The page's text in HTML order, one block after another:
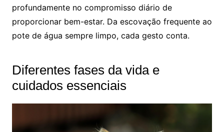
profundamente no compromisso diário de
proporcionar bem-estar. Da escovação frequente ao
pote de água sempre limpo, cada gesto conta.
Diferentes fases da vida e
cuidados essenciais